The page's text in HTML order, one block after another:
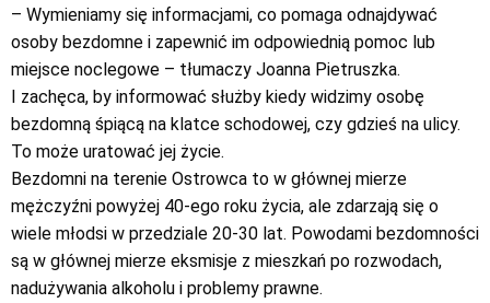
– Wymieniamy się informacjami, co pomaga odnajdywać
osoby bezdomne i zapewnić im odpowiednią pomoc lub
miejsce noclegowe – tłumaczy Joanna Pietruszka.
I zachęca, by informować służby kiedy widzimy osobę
bezdomną śpiącą na klatce schodowej, czy gdzieś na ulicy.
To może uratować jej życie.
Bezdomni na terenie Ostrowca to w głównej mierze
mężczyźni powyżej 40-ego roku życia, ale zdarzają się o
wiele młodsi w przedziale 20-30 lat. Powodami bezdomności
są w głównej mierze eksmisje z mieszkań po rozwodach,
nadużywania alkoholu i problemy prawne.